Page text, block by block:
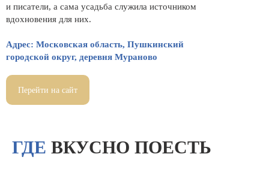
и писатели, а сама усадьба служила источником
вдохновения для них.
Адрес: Московская область, Пушкинский
городской округ, деревня Мураново
Перейти на сайт
ГДЕ ВКУСНО ПОЕСТЬ